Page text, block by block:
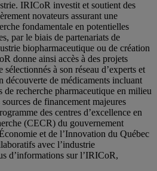
IRICoR investit et soutient des
novateurs assurant une
fondamentale en potentielles
par le biais de partenariats de
biopharmaceutique ou de création
donne ainsi accès à des projets
à son réseau d’experts et
découverte de médicaments incluant
de recherche pharmaceutique en milieu
de financement majeures
des centres d’excellence en
(CECR) du gouvernement
et de l’Innovation du Québec
avec l’industrie
d’informations sur l’IRICoR,